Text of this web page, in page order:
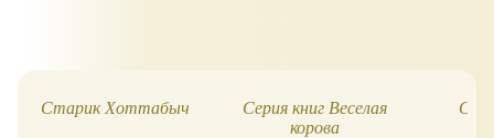
Старик Хоттабыч
Серия книг Веселая
корова